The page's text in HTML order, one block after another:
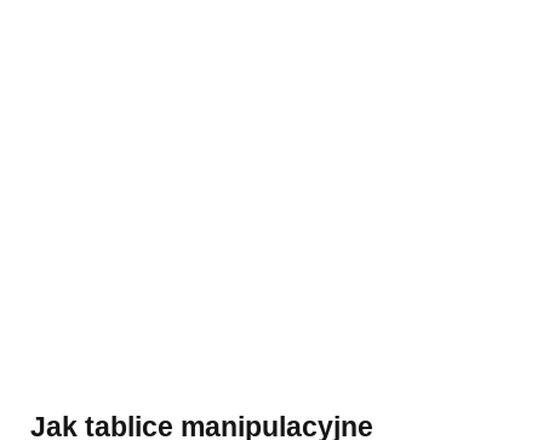
Jak tablice manipulacyjne